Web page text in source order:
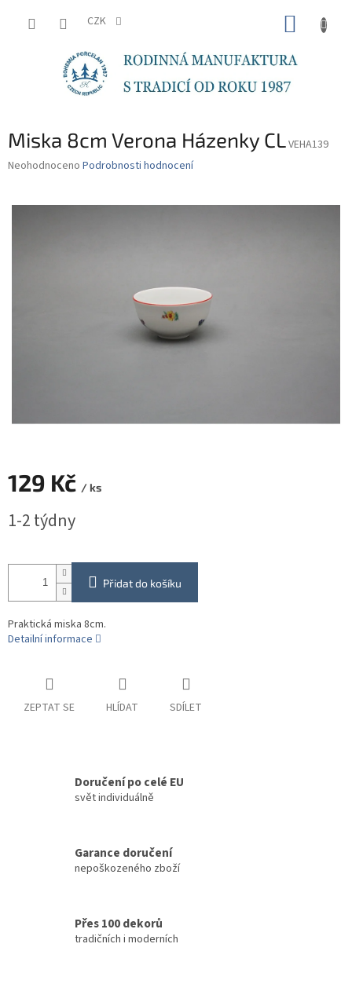
CZK
Miska 8cm Verona Házenky CLVEHA139
Průměrné
je
Neohodnoceno Podrobnosti hodnocení
129 Kč / ks
cena:
1-2 týdny
Přidat do košíku
Praktická miska 8cm.
Detailní informace
ZEPTAT SE HLÍDAT SDÍLET
Doručení po celé EU
svět individuálně
Garance doručení
nepoškozeného zboží
Přes 100 dekorů
tradičních i moderních